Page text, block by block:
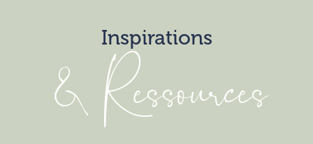
Inspirations
& Ressources